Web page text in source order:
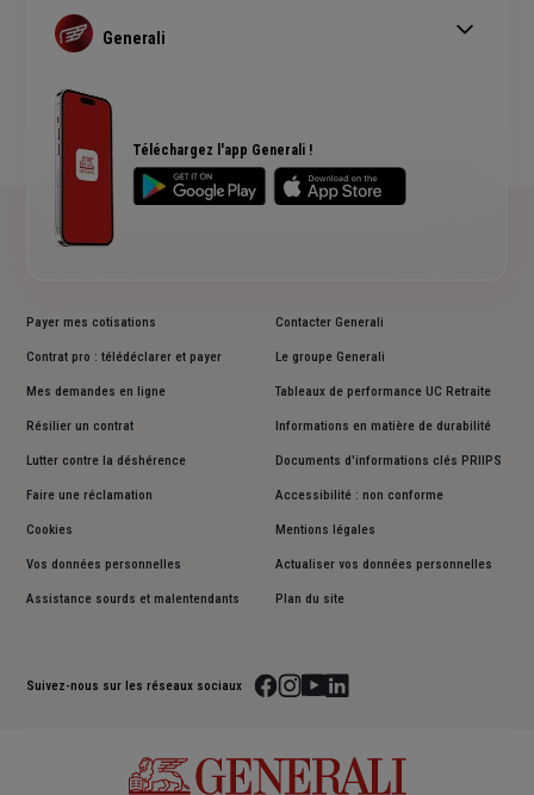
Téléchargez l'app Generali !
Compenser une perte d'exploitation
Assurance pharmacien
Assurance restaurant
Generali
Conseils Prévention en entreprise
Plan du site
Payer mes cotisations
Contrat pro : télédéclarer et payer
Mes demandes en ligne
Résilier un contrat
Lutter contre la déshérence
Faire une réclamation
Contacter Generali
Le groupe Generali
Tableaux de performance UC Retraite
Informations en matière de durabilité
Documents d'informations clés PRIIPS
Accessibilité : non conforme
Cookies Mentions légales
Vos données personnelles Actualiser vos données personnelles
Assistance sourds et malentendants Plan du site
Suivez-nous sur les réseaux sociaux